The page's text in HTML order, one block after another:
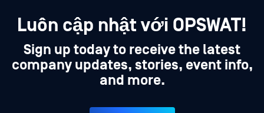
Luôn cập nhật với OPSWAT!
Sign up today to receive the latest
company updates, stories, event info,
and more.